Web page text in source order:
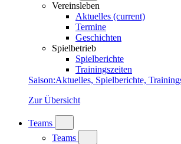
Vereinsleben
Aktuelles (current)
Termine
Geschichten
Spielbetrieb
Spielberichte
Trainingszeiten
Saison:Aktuelles, Spielberichte,
Zur Übersicht
Teams
Teams